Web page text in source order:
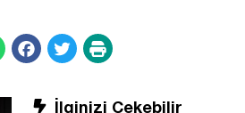
İlginizi Çekebilir